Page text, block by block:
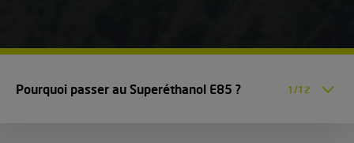
le Décalaminage
Pourquoi passer au Superéthanol E85 ? 1/12